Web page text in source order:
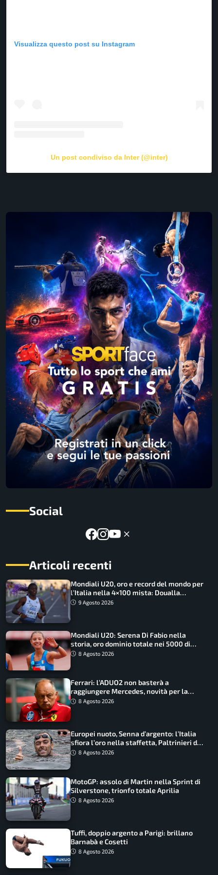
Visualizza questo post su Instagram
Un post condiviso da Inter (@inter)
Social
Articoli recenti
Mondiali U20, oro e record del mondo per
l’Italia nella 4×100 mista: Doualla
straordinaria
9 Agosto 2026
Mondiali U20: Serena Di Fabio nella
storia, oro dominio totale nei 5000 di
marcia
8 Agosto 2026
Ferrari: l’ADUO2 non basterà a
raggiungere Mercedes, novità per la
Macarena
8 Agosto 2026
Europei nuoto, Senna d’argento: l’Italia
sfiora l’oro nella staffetta, Paltrinieri da
urlo, il bilancio azzurro
8 Agosto 2026
MotoGP: assolo di Martin nella Sprint di
Silverstone, trionfo totale Aprilia
8 Agosto 2026
Tuffi, doppio argento a Parigi: brillano
Barnabà e Cosetti
8 Agosto 2026